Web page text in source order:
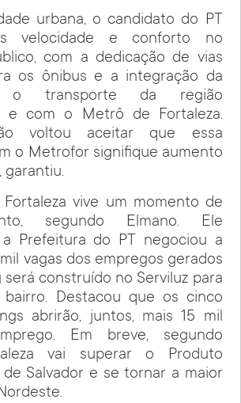
urbana, o candidato do PT
velocidade e conforto no
com a dedicação de vias
os ônibus e a integração da
transporte da região
e com o Metrô de Fortaleza.
voltou aceitar que essa
o Metrofor signifique aumento
garantiu.
Fortaleza vive um momento de
segundo Elmano. Ele
Prefeitura do PT negociou a
vagas dos empregos gerados
construído no Serviluz para
Destacou que os cinco
abrirão, juntos, mais 15 mil
Em breve, segundo
vai superar o Produto
Salvador e se tornar a maior